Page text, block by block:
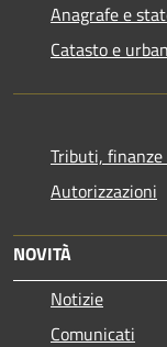
Anagrafe e
Catasto e
Tributi,
Autorizzazioni
NOVITÀ
Notizie
Comunicati